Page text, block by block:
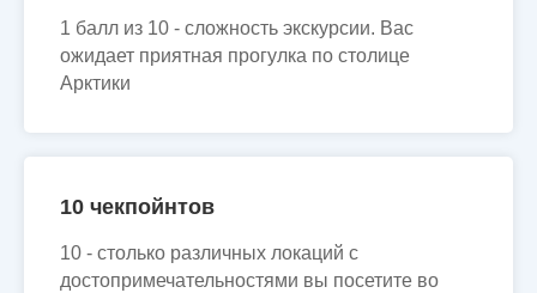
1 балл из 10 - сложность экскурсии. Вас
ожидает приятная прогулка по столице
Арктики
10 чекпойнтов
10 - столько различных локаций с
достопримечательностями вы посетите во